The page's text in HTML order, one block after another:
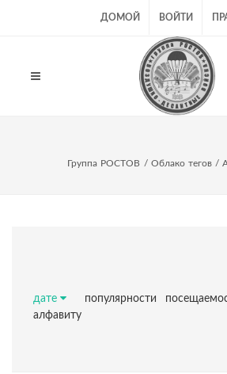
ДОМОЙ ВОЙТИ
Группа РОСТОВ / Облако тегов /
дате
популярности
алфавиту